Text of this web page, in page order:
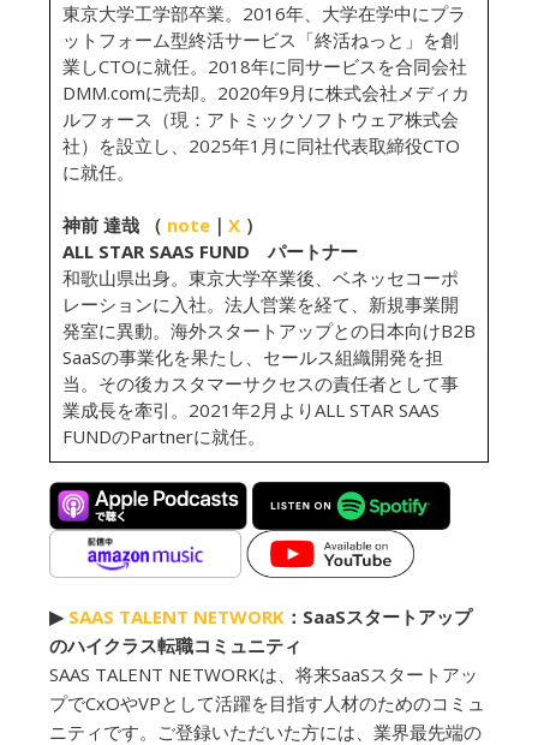
東京大学工学部卒業。2016年、大学在学中にプラ
ットフォーム型終活サービス「終活ねっと」を創
業しCTOに就任。2018年に同サービスを合同会社
DMM.comに売却。2020年9月に株式会社メディカ
ルフォース（現：アトミックソフトウェア株式会
社）を設立し、2025年1月に同社代表取締役CTO
に就任。
神前 達哉 （ note ｜ X ）
ALL STAR SAAS FUND パートナー
和歌山県出身。東京大学卒業後、ベネッセコーポ
レーションに入社。法人営業を経て、新規事業開
発室に異動。海外スタートアップとの日本向けB2B
SaaSの事業化を果たし、セールス組織開発を担
当。その後カスタマーサクセスの責任者として事
業成長を牽引。2021年2月よりALL STAR SAAS
FUNDのPartnerに就任。
▶︎ SAAS TALENT NETWORK ：SaaSスタートアップ
のハイクラス転職コミュニティ
SAAS TALENT NETWORKは、将来SaaSスタートアッ
プでCxOやVPとして活躍を目指す人材のためのコミュ
ニティです。ご登録いただいた方には、業界最先端の